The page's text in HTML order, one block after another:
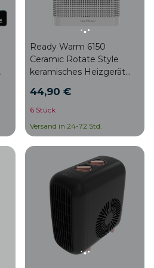
Ready Warm 6150
Ceramic Rotate Style
keramisches Heizgerät
einstellbarer Thermostat,
3 Modi,
Überhitzungsschutz und
Überhitzungsschutz,
geräuscharm, 25m2
44,90 €
6 Stück
Versand in 24-72 Std.